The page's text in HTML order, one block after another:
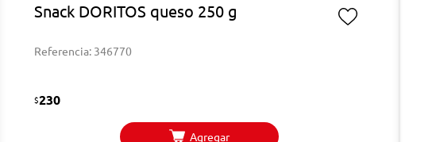
Snack DORITOS queso 250 g
Referencia: 346770
$230
Agregar